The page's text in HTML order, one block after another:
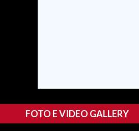
NECROLOGI
PUBBLICITÀ
FOTO E VIDEO GALLERY